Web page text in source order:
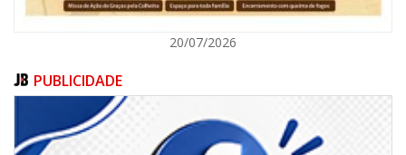
20/07/2026
PUBLICIDADE